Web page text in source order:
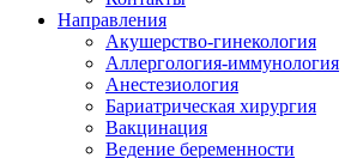
Направления
Акушерство-гинекология
Аллергология-иммунология
Анестезиология
Бариатрическая хирургия
Вакцинация
Ведение беременности